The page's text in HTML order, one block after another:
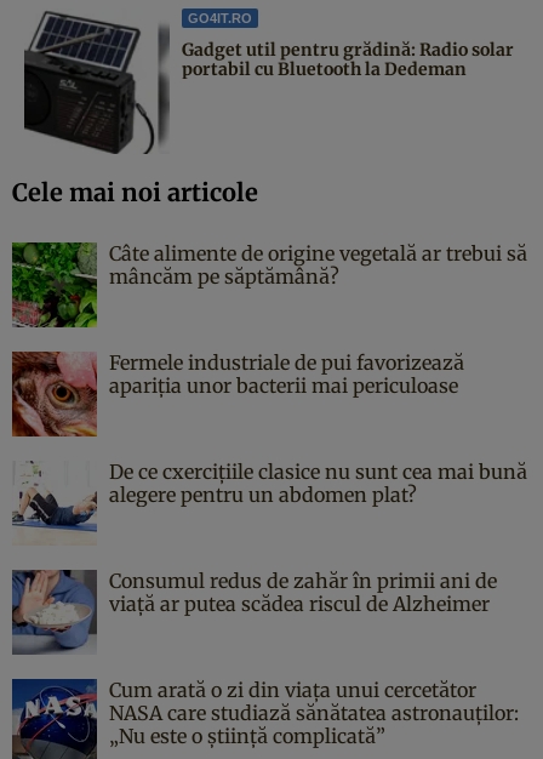
GO4IT.RO
Gadget util pentru grădină: Radio solar
portabil cu Bluetooth la Dedeman
Cele mai noi articole
Câte alimente de origine vegetală ar trebui să
mâncăm pe săptămână?
Fermele industriale de pui favorizează
apariția unor bacterii mai periculoase
De ce cxercițiile clasice nu sunt cea mai bună
alegere pentru un abdomen plat?
Consumul redus de zahăr în primii ani de
viață ar putea scădea riscul de Alzheimer
Cum arată o zi din viața unui cercetător
NASA care studiază sănătatea astronauților:
„Nu este o știință complicată”